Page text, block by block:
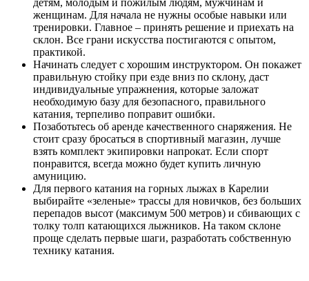
женщинам. Для начала не нужны особые навыки или
тренировки. Главное – принять решение и приехать на
склон. Все грани искусства постигаются с опытом,
практикой.
Начинать следует с хорошим инструктором. Он покажет
правильную стойку при езде вниз по склону, даст
индивидуальные упражнения, которые заложат
необходимую базу для безопасного, правильного
катания, терпеливо поправит ошибки.
Позаботьтесь об аренде качественного снаряжения. Не
стоит сразу бросаться в спортивный магазин, лучше
взять комплект экипировки напрокат. Если спорт
понравится, всегда можно будет купить личную
амуницию.
Для первого катания на горных лыжах в Карелии
выбирайте «зеленые» трассы для новичков, без больших
перепадов высот (максимум 500 метров) и сбивающих с
толку толп катающихся лыжников. На таком склоне
проще сделать первые шаги, разработать собственную
технику катания.